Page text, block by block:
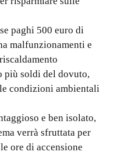
paghi 500 euro di
malfunzionamenti e
più soldi del dovuto,
condizioni ambientali
e ben isolato,
verrà sfruttata per
ore di accensione